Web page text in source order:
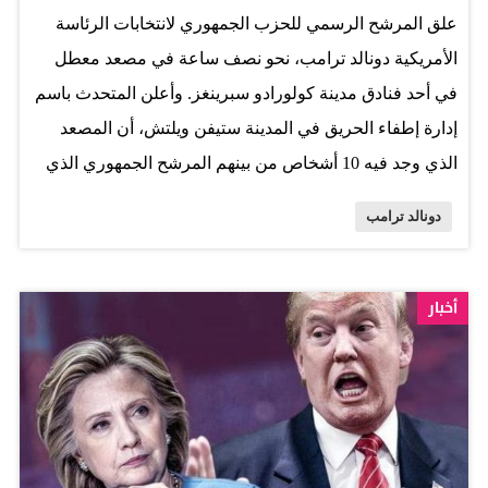
من الأماكن العامة بحثاً عن لاعبي «بوكيمون غو» لحثهم على
التسجيل في اللوائح الانتخابية خلال ممارستهم هذه اللعبة.
ويأمل أنصار هيلاري كلينتون جذب المزيد من الناخبين
للمشاركة في الانتخابات الرئاسية المزمع انعقادها في 8
نوفمبر، تماماً كما انتهز…
علق المرشح الرسمي للحزب الجمهوري لانتخابات الرئاسة
الأمريكية دونالد ترامب، نحو نصف ساعة في مصعد معطل
في أحد فنادق مدينة كولورادو سبرينغز. وأعلن المتحدث باسم
إدارة إطفاء الحريق في المدينة ستيفن ويلتش، أن المصعد
الذي وجد فيه 10 أشخاص من بينهم المرشح الجمهوري الذي
وأضاف المتحدث أن هذا الحادث لم يسفر عن إصابات، وأكد
متحدثون باسم ترامب مصداقية هذه المعلومات دون إعطاء
أية تفاصيل للحادثة. المصدر: عكاظ
دونالد ترامب
أخبار